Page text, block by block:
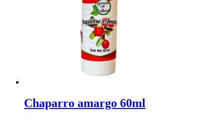
Chaparro amargo 60ml